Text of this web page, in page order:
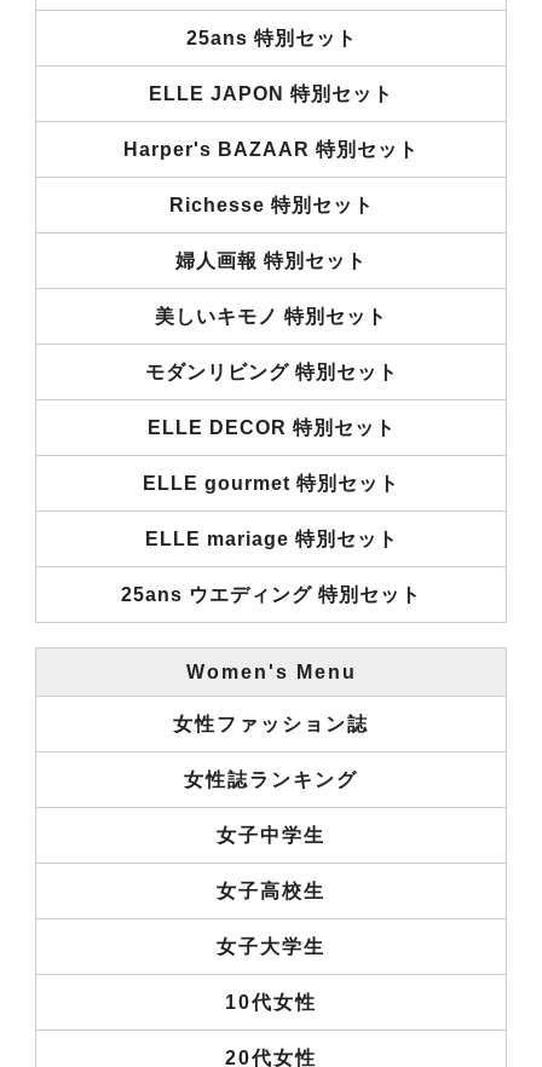
25ans 特別セット
ELLE JAPON 特別セット
Harper's BAZAAR 特別セット
Richesse 特別セット
婦人画報 特別セット
美しいキモノ 特別セット
モダンリビング 特別セット
ELLE DECOR 特別セット
ELLE gourmet 特別セット
ELLE mariage 特別セット
25ans ウエディング 特別セット
Women's Menu
女性ファッション誌
女性誌ランキング
女子中学生
女子高校生
女子大学生
10代女性
20代女性